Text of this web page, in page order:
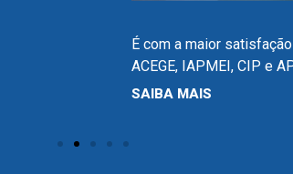
É com a maior
ACEGE, IAPMEI, CIP e
SAIBA MAIS